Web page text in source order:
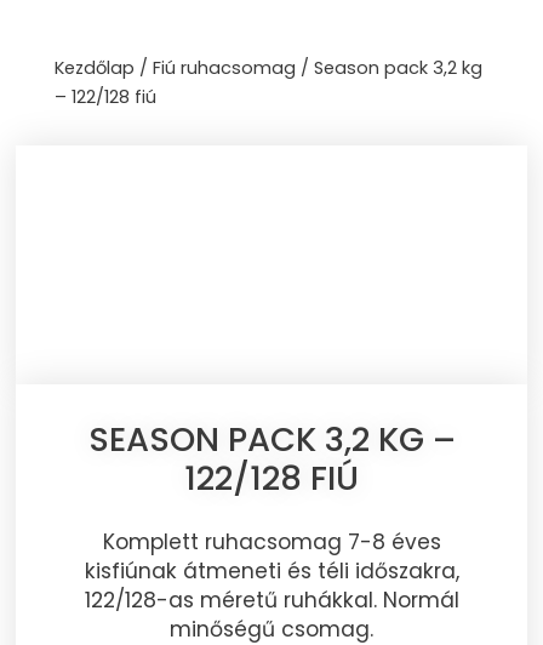
contentKezdőlap / Fiú ruhacsomag / Season pack 3,2 kg
– 122/128 fiú
SEASON PACK 3,2 KG –
122/128 FIÚ
Komplett ruhacsomag 7-8 éves
kisfiúnak átmeneti és téli időszakra,
122/128-as méretű ruhákkal. Normál
minőségű csomag.